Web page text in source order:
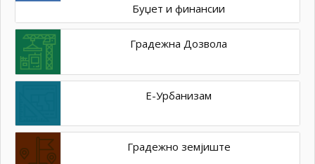
Буџет и финансии
Градежна Дозвола
Е-Урбанизам
Градежно земјиште